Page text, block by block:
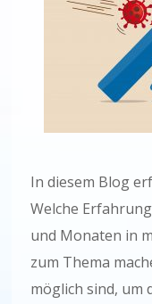
In diesem Blog
Welche
und Monaten in
zum Thema
möglich sind, um